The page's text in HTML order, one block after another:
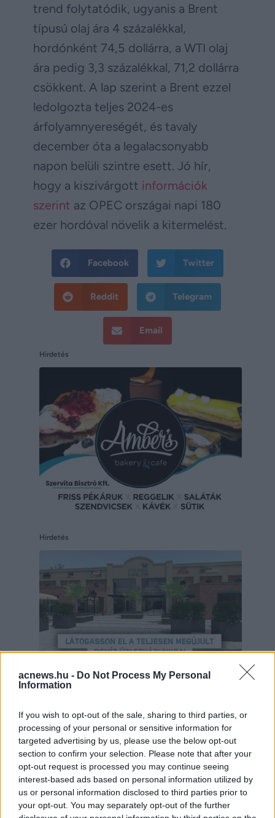
acnews.hu - Do Not Process My Personal
Information
If you wish to opt-out of the sale, sharing to third parties, or
processing of your personal or sensitive information for
targeted advertising by us, please use the below opt-out
section to confirm your selection. Please note that after your
opt-out request is processed you may continue seeing
interest-based ads based on personal information utilized by
us or personal information disclosed to third parties prior to
your opt-out. You may separately opt-out of the further
trend folytatódik, ugyanis a Brent
típusú olaj ára 4 százalékkal,
hordónként 74,5 dollárra, a WTI olaj
ára pedig 3,3 százalékkal, 71,2 dollárra
csökkent. A lap szerint a Brent ezzel
ledolgozta teljes 2024-es
árfolyamnyereségét, és tavaly
december óta a legalacsonyabb
napon belüli szintre esett. Jó hír,
hogy a kiszivárgott információk
szerint az OPEC országai napi 180
ezer hordóval növelik a kitermelést.
Facebook Twitter
Reddit Telegram
Email
Hirdetés
Hirdetés